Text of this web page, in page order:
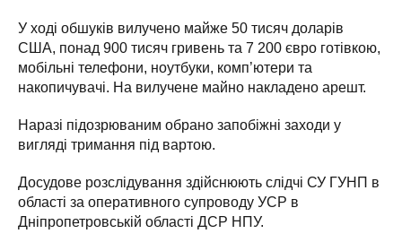
У ході обшуків вилучено майже 50 тисяч доларів
США, понад 900 тисяч гривень та 7 200 євро готівкою,
мобільні телефони, ноутбуки, комп’ютери та
накопичувачі. На вилучене майно накладено арешт.
Наразі підозрюваним обрано запобіжні заходи у
вигляді тримання під вартою.
Досудове розслідування здійснюють слідчі СУ ГУНП в
області за оперативного супроводу УСР в
Дніпропетровській області ДСР НПУ.